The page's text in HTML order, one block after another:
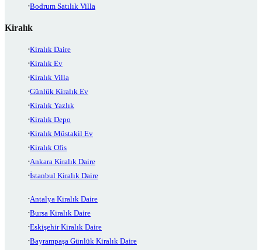
Bodrum Satılık Villa
Kiralık
Kiralık Daire
Kiralık Ev
Kiralık Villa
Günlük Kiralık Ev
Kiralık Yazlık
Kiralık Depo
Kiralık Müstakil Ev
Kiralık Ofis
Ankara Kiralık Daire
İstanbul Kiralık Daire
Antalya Kiralık Daire
Bursa Kiralık Daire
Eskişehir Kiralık Daire
Bayrampaşa Günlük Kiralık Daire